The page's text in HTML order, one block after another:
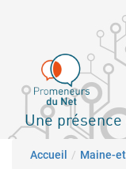
principal
Une
Fil
Accueil Maine-